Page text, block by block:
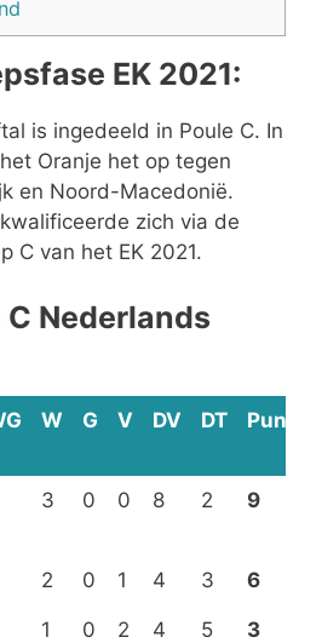
EK 2021:
is ingedeeld in Poule C. In
Oranje het op tegen
en Noord-Macedonië.
zich via de
C van het EK 2021.
Nederlands
W G V DV DT Punten
3 0 0 8 2 9
2 0 1 4 3 6
1 0 2 4 5 3